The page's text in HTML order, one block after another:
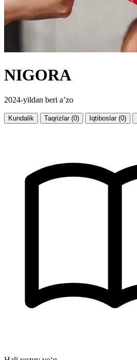
NIGORA
2024-yildan beri a’zo
Kundalik Taqrizlar (0) Iqtiboslar (0)